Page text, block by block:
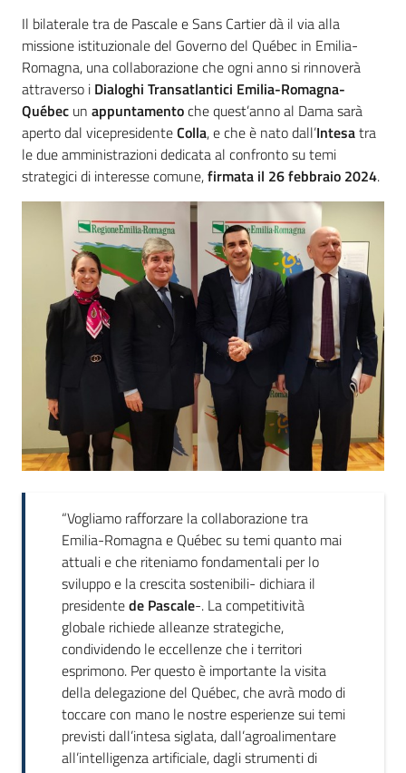
Il bilaterale tra de Pascale e Sans Cartier dà il via alla
missione istituzionale del Governo del Québec in Emilia-
Romagna, una collaborazione che ogni anno si rinnoverà
attraverso i Dialoghi Transatlantici Emilia-Romagna-
Québec un appuntamentoche quest’anno al Dama sarà
aperto dal vicepresidenteColla, e che è nato dall’Intesatra
le due amministrazioni dedicata al confronto su temi
strategici di interesse comune,firmata il 26 febbraio 2024.
“Vogliamo rafforzare la collaborazione tra
Emilia-Romagna e Québec su temi quanto mai
attuali e che riteniamo fondamentali per lo
sviluppo e la crescita sostenibili- dichiara il
presidentede Pascale-. La competitività
globale richiede alleanze strategiche,
condividendo le eccellenze che i territori
esprimono. Per questo è importante la visita
della delegazione del Québec, che avrà modo di
toccare con mano le nostre esperienze sui temi
previsti dall’intesa siglata, dall’agroalimentare
all’intelligenza artificiale, dagli strumenti di